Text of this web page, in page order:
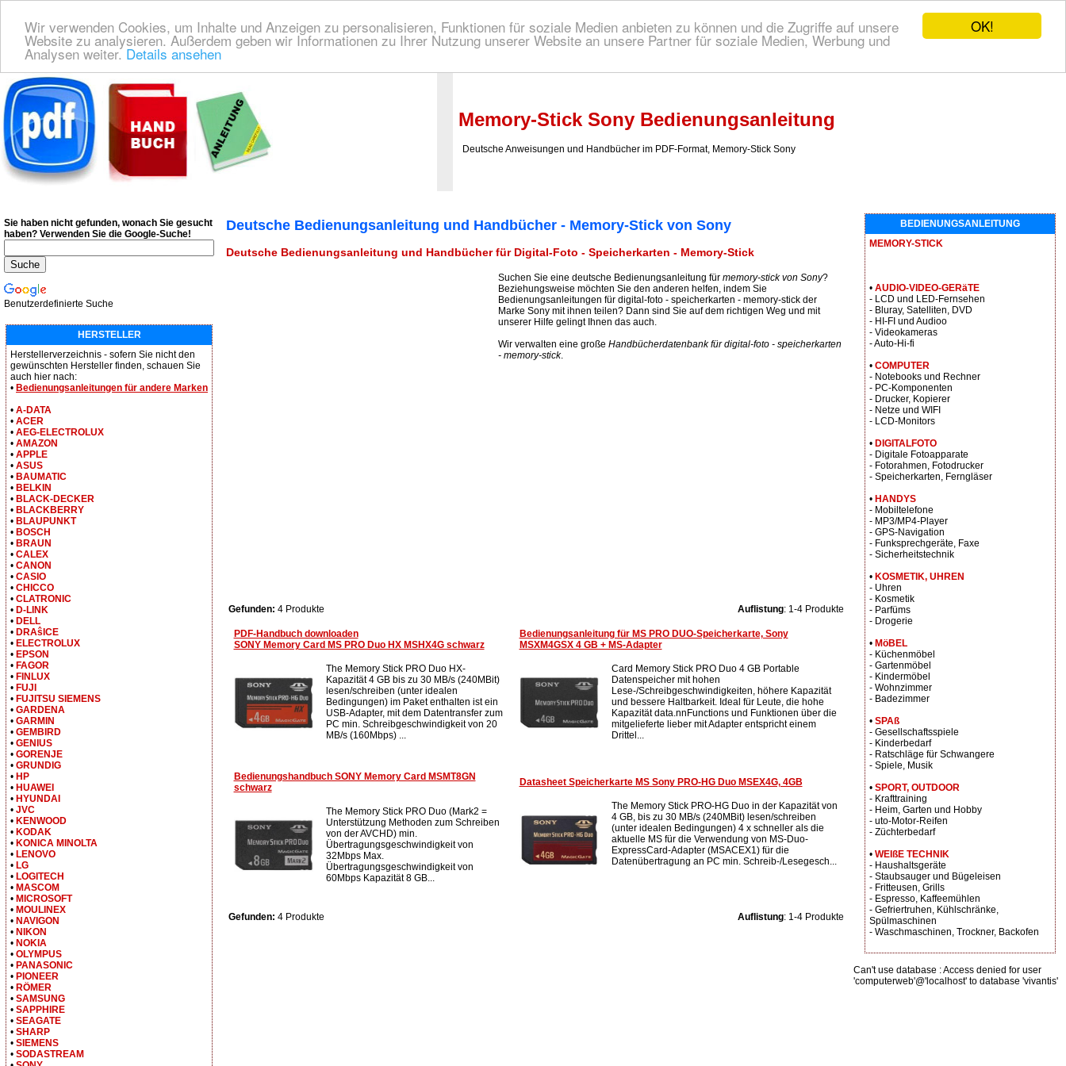
OK!
Wir verwenden Cookies, um Inhalte und Anzeigen zu personalisieren, Funktionen für soziale Medien anbieten zu können und die Zugriffe auf unsere
Website zu analysieren. Außerdem geben wir Informationen zu Ihrer Nutzung unserer Website an unsere Partner für soziale Medien, Werbung und
Analysen weiter. Details ansehen
Deutsche Bedienungsanleitung Downloaden | Wir finden für Sie das deutsches Bedienungsanleitung!
Memory-Stick Sony Bedienungsanleitung
Deutsche Anweisungen und Handbücher im PDF-Format, Memory-Stick Sony
Deutsche Bedienungsanleitung und Handbücher - Memory-Stick von Sony
Deutsche Bedienungsanleitung und Handbücher für Digital-Foto - Speicherkarten - Memory-Stick
Suchen Sie eine deutsche Bedienungsanleitung für memory-stick von Sony?
Beziehungsweise möchten Sie den anderen helfen, indem Sie
Bedienungsanleitungen für digital-foto - speicherkarten - memory-stick der
Marke Sony mit ihnen teilen? Dann sind Sie auf dem richtigen Weg und mit
unserer Hilfe gelingt Ihnen das auch.
Wir verwalten eine große Handbücherdatenbank für digital-foto - speicherkarten
- memory-stick.
Gefunden: 4 Produkte Auflistung: 1-4 Produkte
PDF-Handbuch downloaden
SONY Memory Card MS PRO Duo HX MSHX4G schwarz
The Memory Stick PRO Duo HX-
Kapazität 4 GB bis zu 30 MB/s (240MBit)
lesen/schreiben (unter idealen
Bedingungen) im Paket enthalten ist ein
USB-Adapter, mit dem Datentransfer zum
PC min. Schreibgeschwindigkeit von 20
MB/s (160Mbps) ...
Bedienungsanleitung für MS PRO DUO-Speicherkarte, Sony
MSXM4GSX 4 GB + MS-Adapter
Card Memory Stick PRO Duo 4 GB Portable
Datenspeicher mit hohen
Lese-/Schreibgeschwindigkeiten, höhere Kapazität
und bessere Haltbarkeit. Ideal für Leute, die hohe
Kapazität data.nnFunctions und Funktionen über die
mitgelieferte lieber mit Adapter entspricht einem
Drittel...
Bedienungshandbuch SONY Memory Card MSMT8GN
schwarz
The Memory Stick PRO Duo (Mark2 =
Unterstützung Methoden zum Schreiben
von der AVCHD) min.
Übertragungsgeschwindigkeit von
32Mbps Max.
Übertragungsgeschwindigkeit von
60Mbps Kapazität 8 GB...
Datasheet Speicherkarte MS Sony PRO-HG Duo MSEX4G, 4GB
The Memory Stick PRO-HG Duo in der Kapazität von
4 GB, bis zu 30 MB/s (240MBit) lesen/schreiben
(unter idealen Bedingungen) 4 x schneller als die
aktuelle MS für die Verwendung von MS-Duo-
ExpressCard-Adapter (MSACEX1) für die
Datenübertragung an PC min. Schreib-/Lesegesch...
Gefunden: 4 Produkte Auflistung: 1-4 Produkte
Sie haben nicht gefunden, wonach Sie gesucht
haben? Verwenden Sie die Google-Suche!
Benutzerdefinierte Suche
HERSTELLER
Herstellerverzeichnis - sofern Sie nicht den
gewünschten Hersteller finden, schauen Sie
auch hier nach:
• Bedienungsanleitungen für andere Marken
• A-DATA
• ACER
• AEG-ELECTROLUX
• AMAZON
• APPLE
• ASUS
• BAUMATIC
• BELKIN
• BLACK-DECKER
• BLACKBERRY
• BLAUPUNKT
• BOSCH
• BRAUN
• CALEX
• CANON
• CASIO
• CHICCO
• CLATRONIC
• D-LINK
• DELL
• DRAŝICE
• ELECTROLUX
• EPSON
• FAGOR
• FINLUX
• FUJI
• FUJITSU SIEMENS
• GARDENA
• GARMIN
• GEMBIRD
• GENIUS
• GORENJE
• GRUNDIG
• HP
• HUAWEI
• HYUNDAI
• JVC
• KENWOOD
• KODAK
• KONICA MINOLTA
• LENOVO
• LG
• LOGITECH
• MASCOM
• MICROSOFT
• MOULINEX
• NAVIGON
• NIKON
• NOKIA
• OLYMPUS
• PANASONIC
• PIONEER
• RÖMER
• SAMSUNG
• SAPPHIRE
• SEAGATE
• SHARP
• SIEMENS
• SODASTREAM
BEDIENUNGSANLEITUNG
MEMORY-STICK
• AUDIO-VIDEO-GERäTE
- LCD und LED-Fernsehen
- Bluray, Satelliten, DVD
- HI-FI und Audioo
- Videokameras
- Auto-Hi-fi
• COMPUTER
- Notebooks und Rechner
- PC-Komponenten
- Drucker, Kopierer
- Netze und WIFI
- LCD-Monitors
• DIGITALFOTO
- Digitale Fotoapparate
- Fotorahmen, Fotodrucker
- Speicherkarten, Ferngläser
• HANDYS
- Mobiltelefone
- MP3/MP4-Player
- GPS-Navigation
- Funksprechgeräte, Faxe
- Sicherheitstechnik
• KOSMETIK, UHREN
- Uhren
- Kosmetik
- Parfüms
- Drogerie
• MöBEL
- Küchenmöbel
- Gartenmöbel
- Kindermöbel
- Wohnzimmer
- Badezimmer
• SPAß
- Gesellschaftsspiele
- Kinderbedarf
- Ratschläge für Schwangere
- Spiele, Musik
• SPORT, OUTDOOR
- Krafttraining
- Heim, Garten und Hobby
- uto-Motor-Reifen
- Züchterbedarf
• WEIßE TECHNIK
- Haushaltsgeräte
- Staubsauger und Bügeleisen
- Fritteusen, Grills
- Espresso, Kaffeemühlen
- Gefriertruhen, Kühlschränke,
Spülmaschinen
- Waschmaschinen, Trockner, Backofen
Can't use database : Access denied for user
'computerweb'@'localhost' to database 'vivantis'